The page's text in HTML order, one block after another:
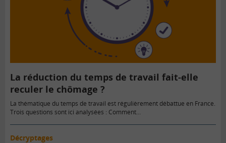
La réduction du temps de travail fait-elle
reculer le chômage ?
La thématique du temps de travail est régulièrement débattue en France.
Trois questions sont ici analysées : Comment…
Décryptages